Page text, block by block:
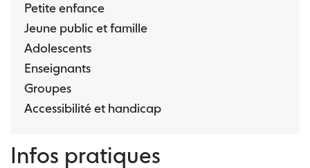
Petite enfance
Jeune public et famille
Adolescents
Enseignants
Groupes
Accessibilité et handicap
Infos pratiques